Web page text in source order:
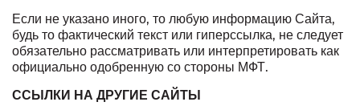
Если не указано иного, то любую информацию Сайта,
будь то фактический текст или гиперссылка, не следует
обязательно рассматривать или интерпретировать как
официально одобренную со стороны МФТ.
ССЫЛКИ НА ДРУГИЕ САЙТЫ